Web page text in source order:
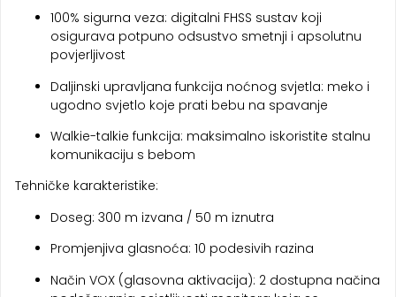
100% sigurna veza: digitalni FHSS sustav koji
osigurava potpuno odsustvo smetnji i apsolutnu
povjerljivost
Daljinski upravljana funkcija noćnog svjetla: meko i
ugodno svjetlo koje prati bebu na spavanje
Walkie-talkie funkcija: maksimalno iskoristite stalnu
komunikaciju s bebom
Tehničke karakteristike:
Doseg: 300 m izvana / 50 m iznutra
Promjenjiva glasnoća: 10 podesivih razina
Način VOX (glasovna aktivacija): 2 dostupna načina